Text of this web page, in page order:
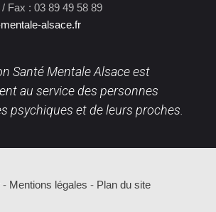
Fax : 03 89 49 58 89
alsace.fr
Santé Mentale Alsace est
au service des personnes
psychiques et de leurs proches.
- Mentions légales - Plan du site